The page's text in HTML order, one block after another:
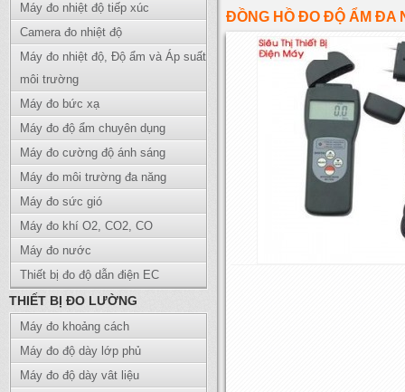
Máy đo nhiệt độ tiếp xúc
Camera đo nhiệt độ
Máy đo nhiệt độ, Độ ẩm và Áp suất
môi trường
Máy đo bức xạ
Máy đo độ ẩm chuyên dụng
Máy đo cường độ ánh sáng
Máy đo môi trường đa năng
Máy đo sức gió
Máy đo khí O2, CO2, CO
Máy đo nước
Thiết bị đo độ dẫn điện EC
THIẾT BỊ ĐO LƯỜNG
Máy đo khoảng cách
Máy đo độ dày lớp phủ
Máy đo độ dày vât liệu
ĐỒNG HỒ ĐO ĐỘ ẨM ĐA